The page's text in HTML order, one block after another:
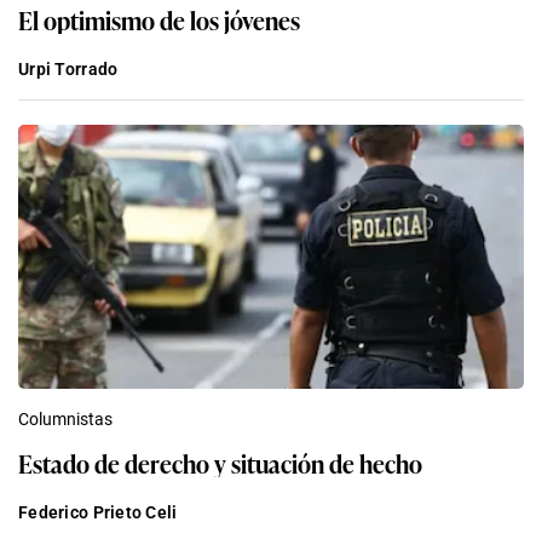
El optimismo de los jóvenes
Urpi Torrado
Columnistas
Estado de derecho y situación de hecho
Federico Prieto Celi